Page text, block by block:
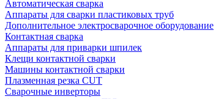
Автоматическая сварка
Аппараты для сварки пластиковых труб
Дополнительное электросварочное оборудование
Контактная сварка
Аппараты для приварки шпилек
Клещи контактной сварки
Машины контактной сварки
Плазменная резка CUT
Сварочные инверторы